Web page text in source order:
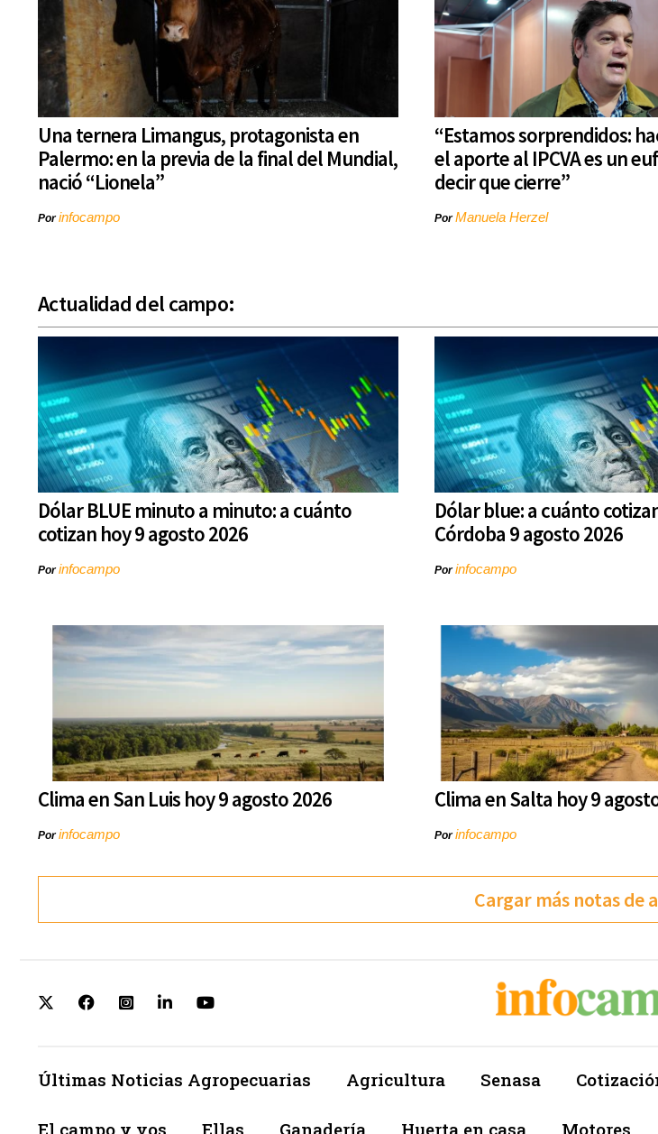
Una ternera Limangus, protagonista en
Palermo: en la previa de la final del Mundial,
nació “Lionela”
Porinfocampo
“Estamos sorprendidos:
el aporte al IPCVA es un
decir que cierre”
PorManuela Herzel
Actualidad del campo:
Dólar BLUE minuto a minuto: a cuánto
cotizan hoy 9 agosto 2026
Porinfocampo
Dólar blue: a cuánto
Córdoba 9 agosto 2026
Porinfocampo
Clima en San Luis hoy 9 agosto 2026
Porinfocampo
Clima en Salta hoy 9
Porinfocampo
Cargar más notas de
Últimas Noticias Agropecuarias Agricultura Senasa
El campo y vos Ellas Ganadería Huerta en casa Motores